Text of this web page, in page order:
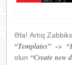
Əla! Artıq
“Templates” ->
olun “Create new